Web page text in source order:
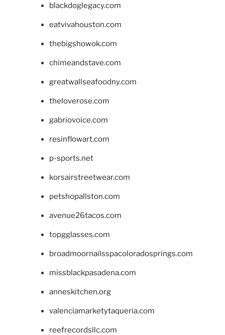
blackdoglegacy.com
eatvivahouston.com
thebigshowok.com
chimeandstave.com
greatwallseafoodny.com
theloverose.com
gabriovoice.com
resinflowart.com
p-sports.net
korsairstreetwear.com
petshopallston.com
avenue26tacos.com
topgglasses.com
broadmoornailsspacoloradosprings.com
missblackpasadena.com
anneskitchen.org
valenciamarketytaqueria.com
reefrecordsllc.com